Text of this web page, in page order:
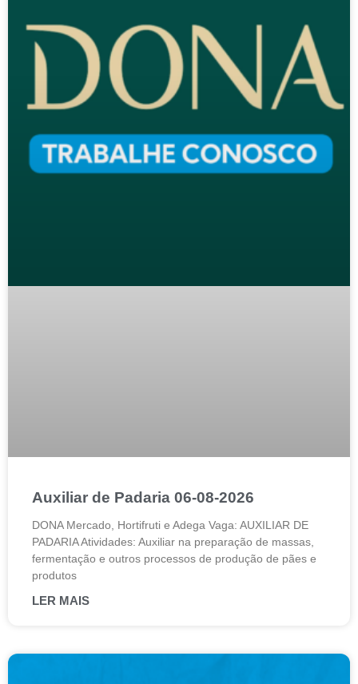
Auxiliar de Padaria 06-08-2026
DONA Mercado, Hortifruti e Adega Vaga: AUXILIAR DE
PADARIA Atividades: Auxiliar na preparação de massas,
fermentação e outros processos de produção de pães e
produtos
LER MAIS